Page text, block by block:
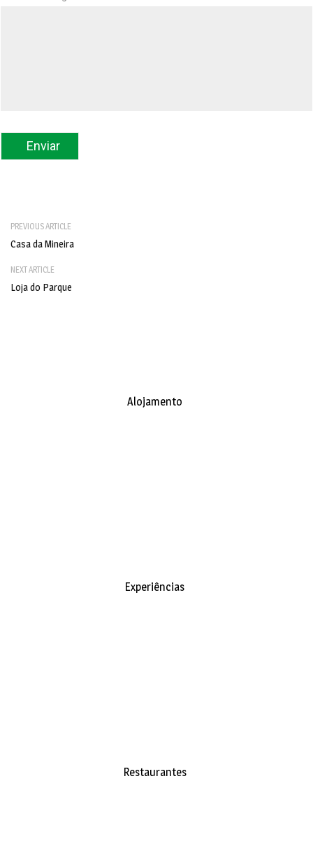
PREVIOUS ARTICLE
Casa da Mineira
NEXT ARTICLE
Loja do Parque
Alojamento
Experiências
Restaurantes